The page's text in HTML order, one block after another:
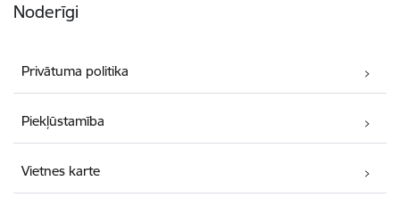
Noderīgi
Privātuma politika
Piekļūstamība
Vietnes karte